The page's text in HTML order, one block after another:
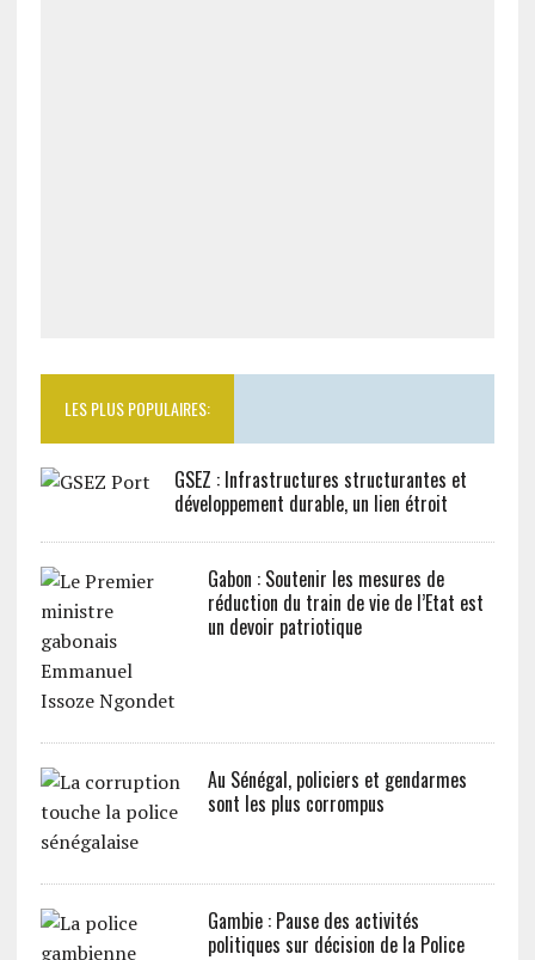
LES PLUS POPULAIRES:
GSEZ : Infrastructures structurantes et
développement durable, un lien étroit
Gabon : Soutenir les mesures de
réduction du train de vie de l’Etat est
un devoir patriotique
Au Sénégal, policiers et gendarmes
sont les plus corrompus
Gambie : Pause des activités
politiques sur décision de la Police